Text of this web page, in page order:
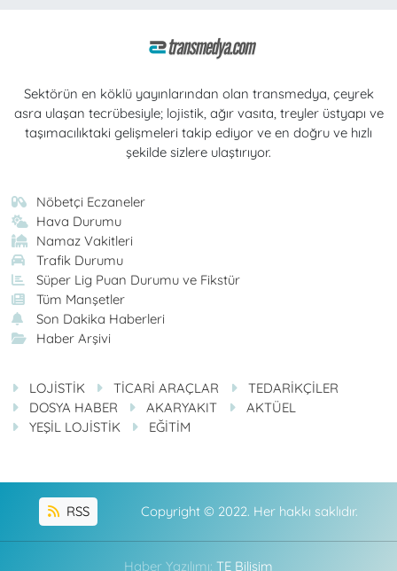
Sektörün en köklü yayınlarından olan transmedya, çeyrek
asra ulaşan tecrübesiyle; lojistik, ağır vasıta, treyler üstyapı ve
taşımacılıktaki gelişmeleri takip ediyor ve en doğru ve hızlı
şekilde sizlere ulaştırıyor.
Nöbetçi Eczaneler
Hava Durumu
Namaz Vakitleri
Trafik Durumu
Süper Lig Puan Durumu ve Fikstür
Tüm Manşetler
Son Dakika Haberleri
Haber Arşivi
LOJİSTİK TİCARİ ARAÇLAR
TEDARİKÇİLER
DOSYA HABER
AKARYAKIT
AKTÜEL
YEŞİL LOJİSTİK
EĞİTİM
RSS Copyright © 2022. Her hakkı saklıdır.
Haber Yazılımı: TE Bilişim